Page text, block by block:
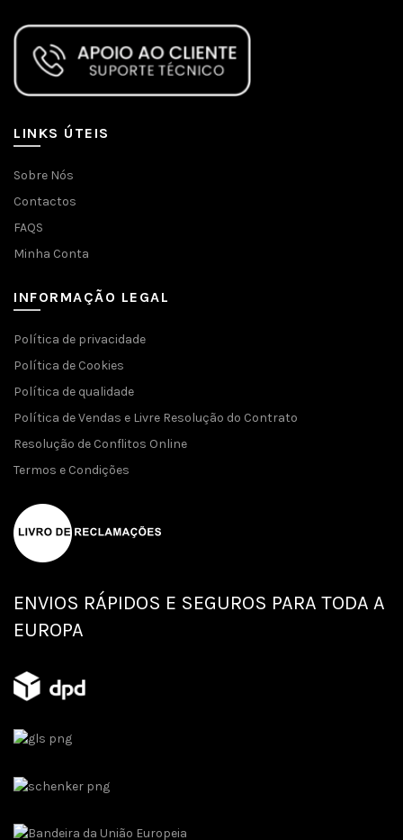
LINKS ÚTEIS
Sobre Nós
Contactos
FAQS
Minha Conta
INFORMAÇÃO LEGAL
Política de privacidade
Política de Cookies
Política de qualidade
Política de Vendas e Livre Resolução do Contrato
Resolução de Conflitos Online
Termos e Condições
ENVIOS RÁPIDOS E SEGUROS PARA TODA A
EUROPA